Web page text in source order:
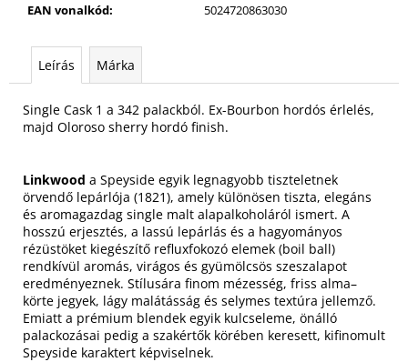
EAN vonalkód: 5024720863030
Leírás Márka
Single Cask 1 a 342 palackból. Ex-Bourbon hordós érlelés,
majd Oloroso sherry hordó finish.
Linkwood a Speyside egyik legnagyobb tiszteletnek
örvendő lepárlója (1821), amely különösen tiszta, elegáns
és aromagazdag single malt alapalkoholáról ismert. A
hosszú erjesztés, a lassú lepárlás és a hagyományos
rézüstöket kiegészítő refluxfokozó elemek (boil ball)
rendkívül aromás, virágos és gyümölcsös szeszalapot
eredményeznek. Stílusára finom mézesség, friss alma–
körte jegyek, lágy malátásság és selymes textúra jellemző.
Emiatt a prémium blendek egyik kulcseleme, önálló
palackozásai pedig a szakértők körében keresett, kifinomult
Speyside karaktert képviselnek.